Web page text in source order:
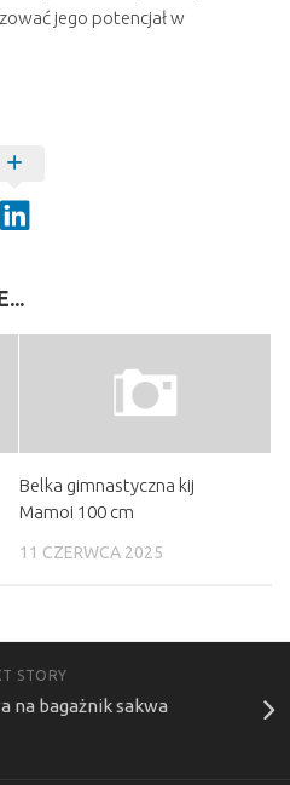
jego potencjał w
Belka gimnastyczna kij
Mamoi 100 cm
11 CZERWCA 2025
STORY
na bagażnik sakwa